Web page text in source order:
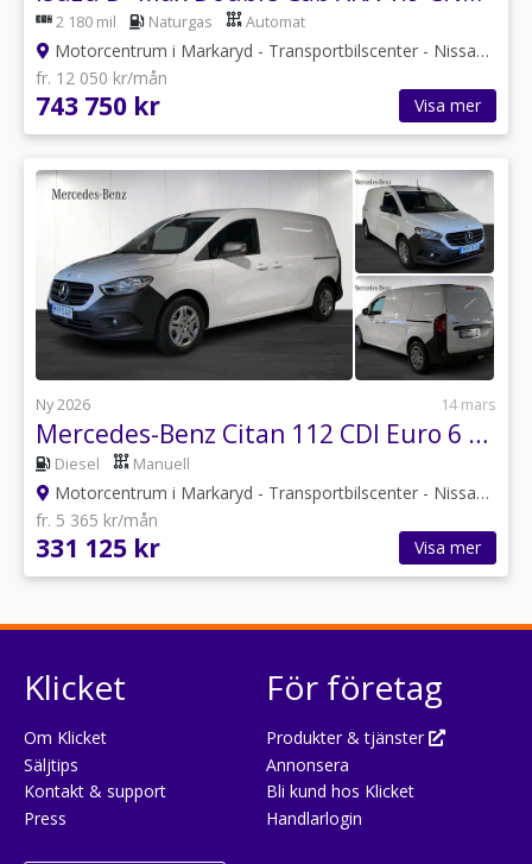
2 180 mil Naturgas Automat
Motorcentrum i Markaryd - Transportbilscenter - Nissan
fr. 12 050 kr/mån
743 750 kr Visa mer
Ny 2026 14 mars
Mercedes-Benz Citan 112 CDI Euro 6 Extra lång/L2
Diesel Manuell
Motorcentrum i Markaryd - Transportbilscenter - Nissan
fr. 5 365 kr/mån
331 125 kr Visa mer
Klicket
Om Klicket
Säljtips
Kontakt & support
Press
För företag
Produkter & tjänster
Annonsera
Bli kund hos Klicket
Handlarlogin